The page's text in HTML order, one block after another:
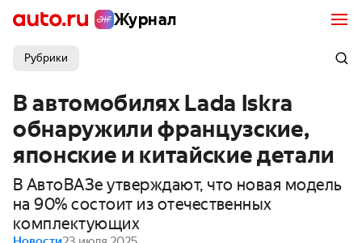
Журнал
Рубрики
В автомобилях Lada Iskra
обнаружили французские,
японские и китайские детали
В АвтоВАЗе утверждают, что новая модель
на 90% состоит из отечественных
комплектующих